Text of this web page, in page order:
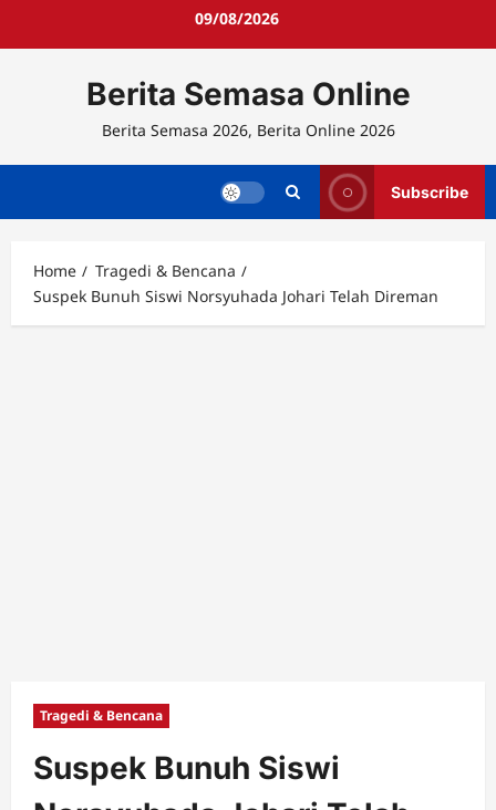
09/08/2026
Berita Semasa Online
Berita Semasa 2026, Berita Online 2026
Subscribe
Home
Tragedi & Bencana
Suspek Bunuh Siswi Norsyuhada Johari Telah Direman
Tragedi & Bencana
Suspek Bunuh Siswi